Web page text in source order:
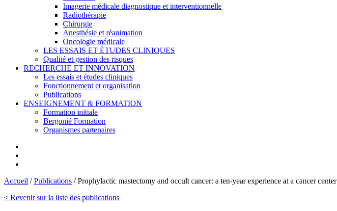
Imagerie médicale diagnostique et interventionnelle
Radiothérapie
Chirurgie
Anesthésie et réanimation
Oncologie médicale
LES ESSAIS ET ÉTUDES CLINIQUES
Qualité et gestion des risques
RECHERCHE ET INNOVATION
Les essais et études cliniques
Fonctionnement et organisation
Publications
ENSEIGNEMENT & FORMATION
Formation initiale
Bergonié Formation
Organismes partenaires
Accueil /Publications /Prophylactic mastectomy and occult cancer: a ten-year experience at a cancer center
< Revenir sur la liste des publications